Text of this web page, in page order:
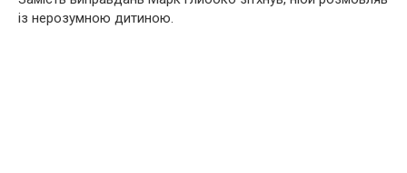
із нерозумною дитиною.